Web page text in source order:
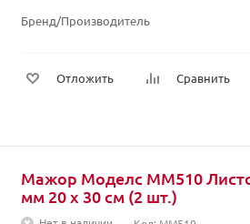
Бренд/Производитель
Отложить Сравнить
Мажор Моделс MM510
мм 20 х 30 см (2 шт.)